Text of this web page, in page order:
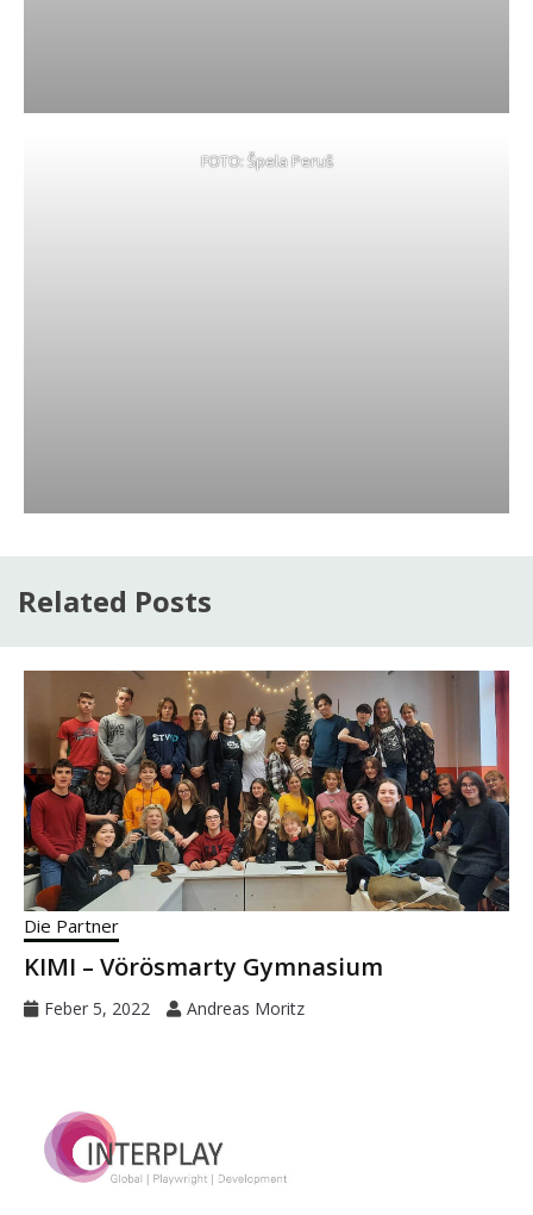
FOTO: Špela Peruš
Related Posts
Die Partner
KIMI – Vörösmarty Gymnasium
Feber 5, 2022 Andreas Moritz